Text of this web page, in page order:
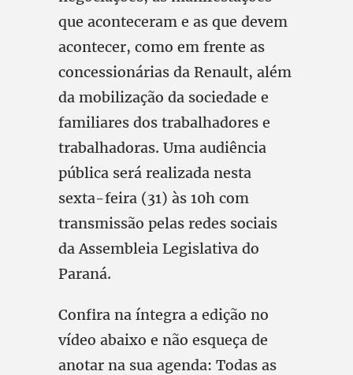
que aconteceram e as que devem
acontecer, como em frente as
concessionárias da Renault, além
da mobilização da sociedade e
familiares dos trabalhadores e
trabalhadoras. Uma audiência
pública será realizada nesta
sexta-feira (31) às 10h com
transmissão pelas redes sociais
da Assembleia Legislativa do
Paraná.
Confira na íntegra a edição no
vídeo abaixo e não esqueça de
anotar na sua agenda: Todas as